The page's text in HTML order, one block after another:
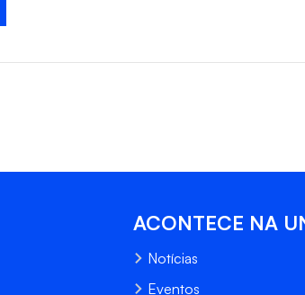
ACONTECE NA
Notícias
Eventos